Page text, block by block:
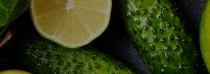
Marché+（マルシェプラス）
es-Marché（エスマルシェ）
サスティナビリティへの取り組み
ブランドストーリー